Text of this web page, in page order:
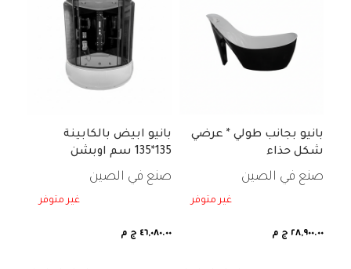
بانيو بجانب طولي * عرضي
شكل حذاء
صنع في الصين
غير متوفر
٢٨,٩٠٠.٠٠ ج م
بانيو ابيض بالكابينة
135*135 سم اوبشن
صنع في الصين
غير متوفر
٤٦,٠٨٠.٠٠ ج م